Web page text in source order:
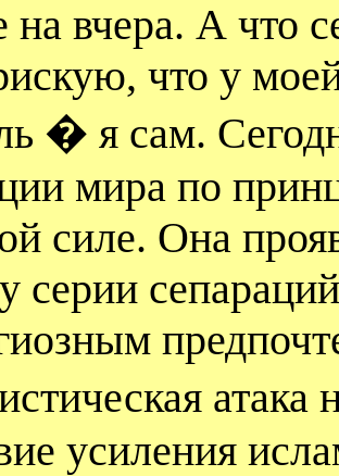
на вчера. А что
что у
� я сам.
мира по
силе. Она
серии
усиления